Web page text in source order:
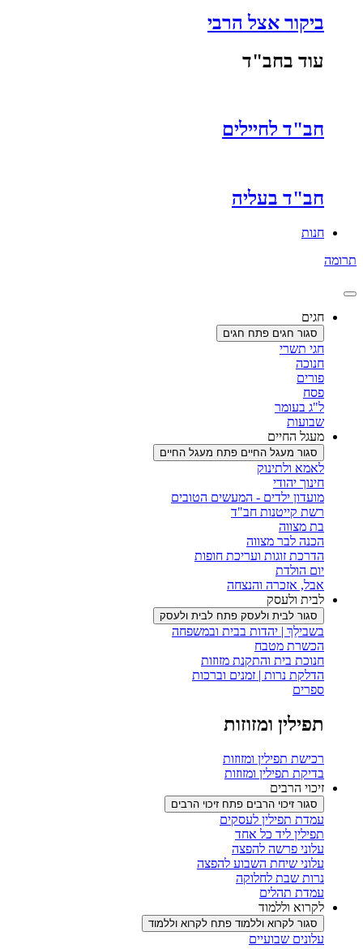
ביקור אצל הרבי
עוד בחב"ד
חב"ד לחיילים
חב"ד בעליה
חנות
חגים
סגור חגים פתח חגים
חגי תשרי
חנוכה
פורים
פסח
ל"ג בעומר
שבועות
מעגל החיים
סגור מעגל החיים פתח מעגל החיים
לאמא ולתינוק
חינוך יהודי
מועדון ילדים - המעשים הטובים
רשת קייטנות חב"ד
בת מצווה
הכנה לבר מצווה
הדרכת זוגות ועריכת חופות
יום הולדת
אבל, אזכרה והנצחה
לבית ולעסק
סגור לבית ולעסק פתח לבית ולעסק
בשבילֵךְ | יהדות בבית ובמשפחה
הכשרת מטבח
חנוכת בית והתקנת מזוזות
הדלקת נרות | זמנים וברכות
ספרים
תפילין ומזוזות
רכישת תפילין ומזוזות
בדיקת תפילין ומזוזות
זיכוי הרבים
סגור זיכוי הרבים פתח זיכוי הרבים
עמדת תפילין לעסקים
תפילין ליד כל אחד
עלוני פרשה להפצה
עלוני שיחת השבוע להפצה
נרות שבת לחלוקה
עמדת תהלים
לקרוא וללמוד
סגור לקרוא וללמוד פתח לקרוא וללמוד
עלונים שבועיים